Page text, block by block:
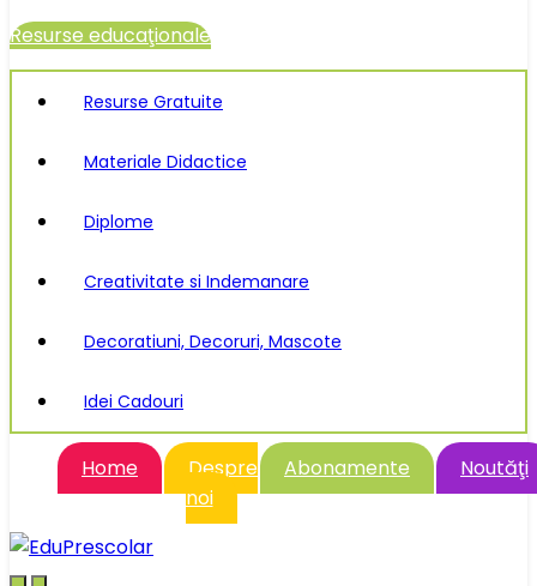
Resurse educaţionale
Resurse Gratuite
Materiale Didactice
Diplome
Creativitate si Indemanare
Decoratiuni, Decoruri, Mascote
Idei Cadouri
Home
Despre
noi
Abonamente Noutăţi